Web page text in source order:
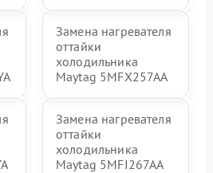
Замена нагревателя
оттайки
холодильника
Maytag 5MFX257AA
Замена нагревателя
оттайки
холодильника
Maytag 5MFI267AA